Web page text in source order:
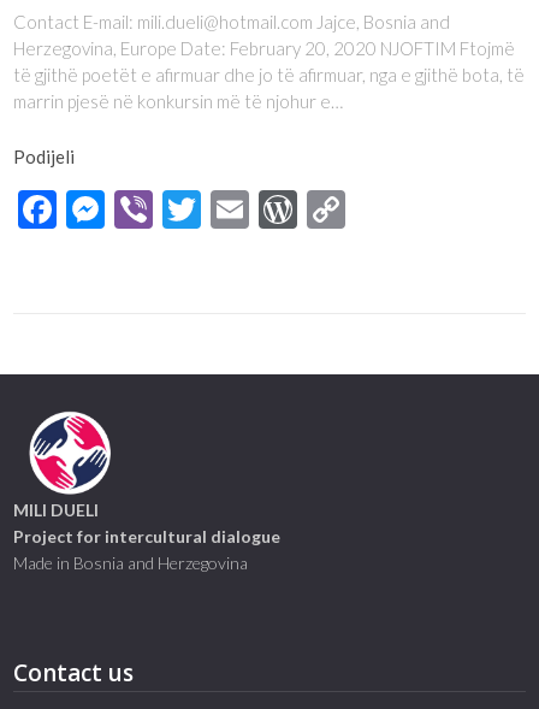
Contact E-mail: mili.dueli@hotmail.com Jajce, Bosnia and
Herzegovina, Europe Date: February 20, 2020 NJOFTIM Ftojmë
të gjithë poetët e afirmuar dhe jo të afirmuar, nga e gjithë bota, të
marrin pjesë në konkursin më të njohur e…
Podijeli
Facebook
Messenger
ViberTwitter
EmailWordPress
MILI DUELI
Project for intercultural dialogue
Made in Bosnia and Herzegovina
Contact us